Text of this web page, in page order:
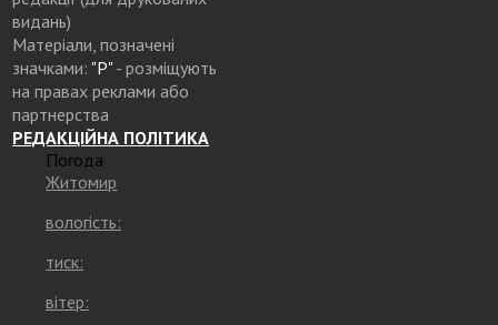
видань)
Матеріали, позначені
значками: "Р"- розміщують
на правах реклами або
партнерства
РЕДАКЦІЙНА ПОЛІТИКА
Погода
Житомир
вологість:
тиск:
вітер: